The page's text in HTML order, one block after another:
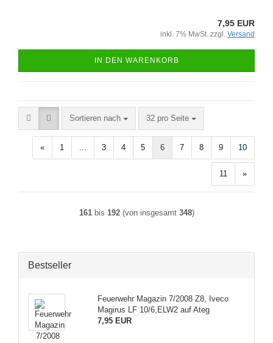
7,95 EUR
inkl. 7% MwSt. zzgl. Versand
IN DEN WARENKORB
Sortieren nach
Sortieren nach 32 pro Seite
pro Seite
« 1 ... 3 4 5 6 7 8 9 10
11 »
161bis 192(von insgesamt 348)
Bestseller
Feuerwehr Magazin 7/2008 Z8, Iveco
Magirus LF 10/6,ELW2 auf Ateg
7,95 EUR